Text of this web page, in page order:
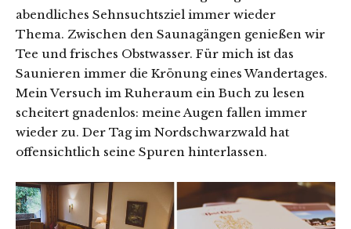
abendliches Sehnsuchtsziel immer wieder
Thema. Zwischen den Saunagängen genießen wir
Tee und frisches Obstwasser. Für mich ist das
Saunieren immer die Krönung eines Wandertages.
Mein Versuch im Ruheraum ein Buch zu lesen
scheitert gnadenlos: meine Augen fallen immer
wieder zu. Der Tag im Nordschwarzwald hat
offensichtlich seine Spuren hinterlassen.